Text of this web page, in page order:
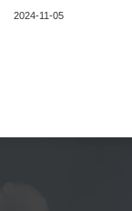
2024-11-05